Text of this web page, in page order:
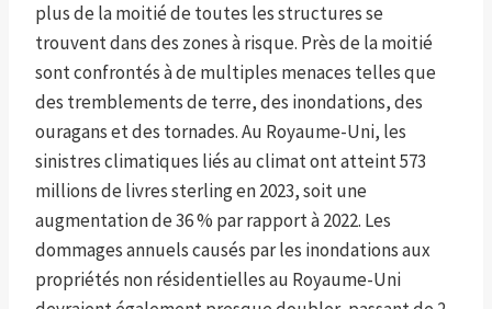
plus de la moitié de toutes les structures se
trouvent dans des zones à risque. Près de la moitié
sont confrontés à de multiples menaces telles que
des tremblements de terre, des inondations, des
ouragans et des tornades. Au Royaume-Uni, les
sinistres climatiques liés au climat ont atteint 573
millions de livres sterling en 2023, soit une
augmentation de 36 % par rapport à 2022. Les
dommages annuels causés par les inondations aux
propriétés non résidentielles au Royaume-Uni